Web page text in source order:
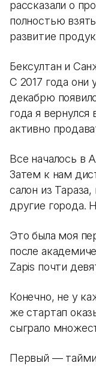
рассказали о
полностью
развитие
Бексултан и
С 2017 года они
декабрю
года я вернулся
активно
Все началось в
Затем к нам
салон из Тараза,
другие города.
Это была моя
после
Zapis почти
Конечно, не у
же стартап
сыграло
Первый —